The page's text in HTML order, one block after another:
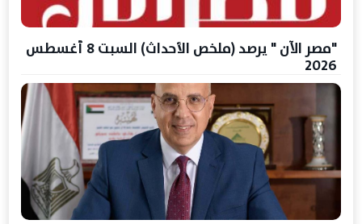
"مصر الآن " يرصد (ملخص الأحداث) السبت 8 أغسطس
2026